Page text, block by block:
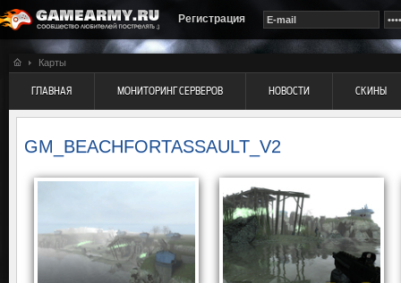
Регистрация
Карты
ГЛАВНАЯ МОНИТОРИНГ СЕРВЕРОВ НОВОСТИ СКИНЫ
GM_BEACHFORTASSAULT_V2